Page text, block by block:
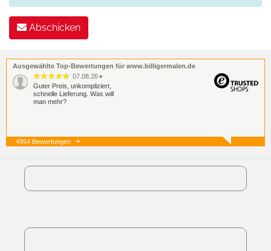
Abschicken
Ausgewählte Top-Bewertungen für www.billigermalen.de
07.08.26 ▼
Guter Preis, unkompliziert,
schnelle Lieferung. Was will
man mehr?
07.08.26 ▼
4954 Bewertungen